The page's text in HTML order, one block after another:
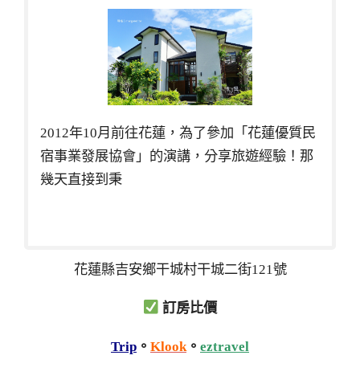
2012年10月前往花蓮，為了參加「花蓮優質民
宿事業發展協會」的演講，分享旅遊經驗！那
幾天直接到秉
花蓮縣吉安鄉干城村干城二街121號
訂房比價
Trip 。 Klook 。 eztravel